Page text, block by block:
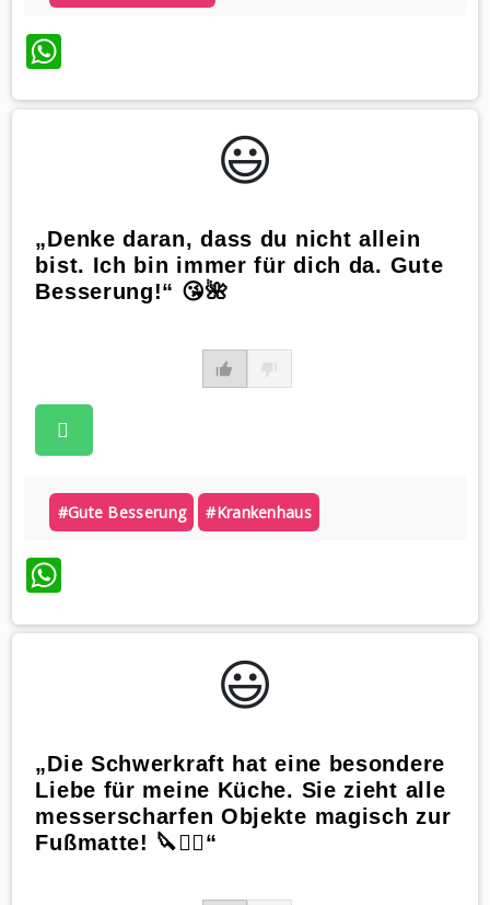
WhatsApp
😃️
„Denke daran, dass du nicht allein
bist. Ich bin immer für dich da. Gute
Besserung!“ 😘🌺
#gute Besserung #krankenhaus
WhatsApp
😃️
„Die Schwerkraft hat eine besondere
Liebe für meine Küche. Sie zieht alle
messerscharfen Objekte magisch zur
Fußmatte! 🔪🚶‍♀️“